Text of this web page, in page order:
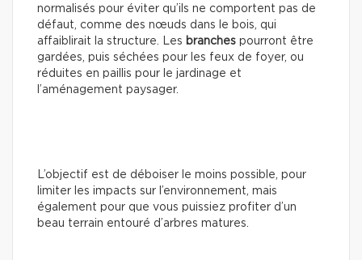
normalisés pour éviter qu’ils ne comportent pas de
défaut, comme des nœuds dans le bois, qui
affaiblirait la structure. Les branches pourront être
gardées, puis séchées pour les feux de foyer, ou
réduites en paillis pour le jardinage et
l’aménagement paysager.
L’objectif est de déboiser le moins possible, pour
limiter les impacts sur l’environnement, mais
également pour que vous puissiez profiter d’un
beau terrain entouré d’arbres matures.